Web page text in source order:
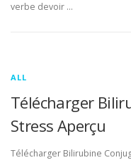
verbe devoir …
ALL
Télécharger
Stress Aperçu
Télécharger Bilirubine